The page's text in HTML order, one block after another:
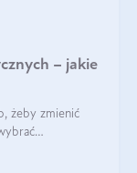
– jakie
żeby zmienić